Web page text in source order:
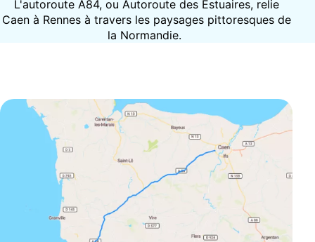
L'autoroute A84, ou Autoroute des Estuaires, relie
Caen à Rennes à travers les paysages pittoresques de
la Normandie.